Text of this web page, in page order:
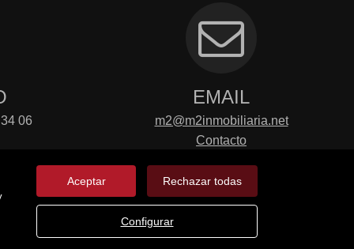
Aceptar Rechazar todas
Configurar
06
EMAIL
m2@m2inmobiliaria.net
Contacto